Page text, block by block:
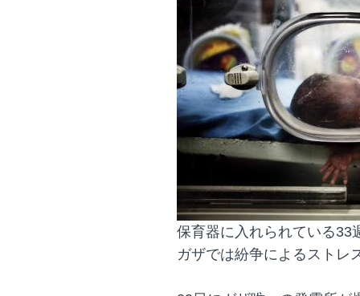
保育器に入れられている33
ガザでは紛争によるストレ